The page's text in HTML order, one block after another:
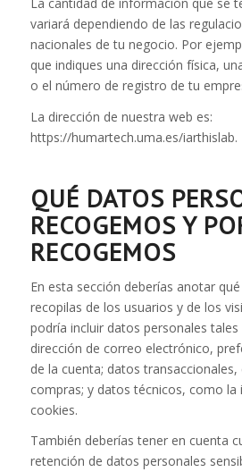
variará dependiendo de las
nacionales de tu negocio. Por
que indiques una dirección física,
o el número de registro de tu
La dirección de nuestra web es:
https://humartech.uma.es/iarthislab.
QUÉ DATOS
RECOGEMOS Y
RECOGEMOS
En esta sección deberías anotar
recopilas de los usuarios y de los
podría incluir datos personales
dirección de correo electrónico,
de la cuenta; datos
compras; y datos técnicos, como
cookies.
También deberías tener en cuenta
retención de datos personales